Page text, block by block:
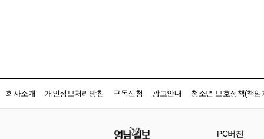
회사소개 개인정보처리방침 구독신청 광고안내 청소년 보호정책(책임
PC버전